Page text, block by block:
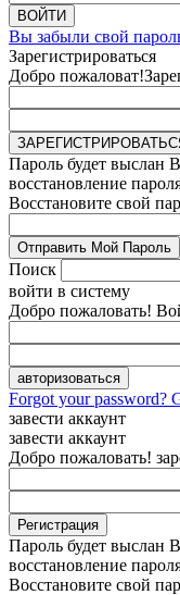
Вы забыли свой
Зарегистрироваться
Добро пожаловат!
Пароль будет выслан
восстановление
Восстановите свой
Поиск
войти в систему
Добро пожаловать!
Forgot your password?
завести аккаунт
завести аккаунт
Добро пожаловать!
Пароль будет выслан
восстановление
Восстановите свой